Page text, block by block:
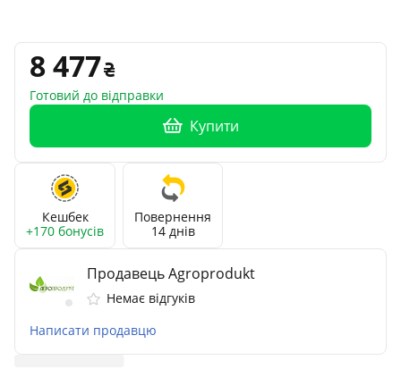
8 477
Готовий до відправки
Купити
Кешбек
+170 бонусів
Повернення
14 днів
Продавець Agroprodukt
Немає відгуків
Написати продавцю